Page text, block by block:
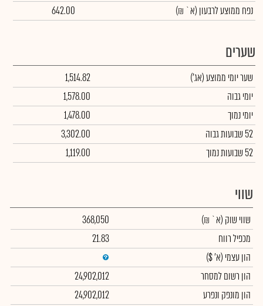
נפח ממוצע לרבעון (א` ₪)
642.00
שערים
שער יומי ממוצע(אג')
1,514.82
יומי גבוה
1,578.00
יומי נמוך
1,478.00
52 שבועות גבוה
3,302.00
52 שבועות נמוך
1,119.00
שווי
שווי שוק (א` ₪)
368,050
מכפיל רווח
21.83
הון עצמי (א' $)
הון רשום למסחר
24,902,012
הון מונפק ונפרע
24,902,012